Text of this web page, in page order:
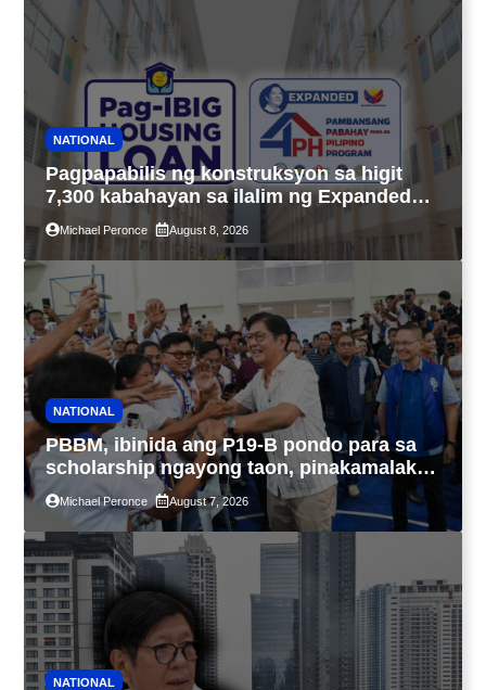
NATIONAL
Pagpapabilis ng konstruksyon sa higit
7,300 kabahayan sa ilalim ng Expanded
4PH, posible na sa pagtutulungan ng Pag-
IBIG at P.A. Alvarez
Michael Peronce August 8, 2026
NATIONAL
PBBM, ibinida ang P19-B pondo para sa
scholarship ngayong taon, pinakamalaki
sa kasaysayan ng TESDA
Michael Peronce August 7, 2026
NATIONAL